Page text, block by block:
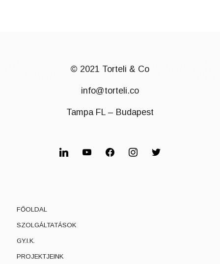
© 2021 Torteli & Co
info@torteli.co
Tampa FL – Budapest
linkedin youtube facebookinstagramtwitter
FŐOLDAL
SZOLGÁLTATÁSOK
GY.I.K.
PROJEKTJEINK